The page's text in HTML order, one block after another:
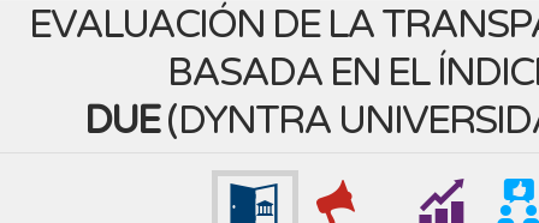
EVALUACIÓN DE LA
BASADA EN EL
DUE(DYNTRA